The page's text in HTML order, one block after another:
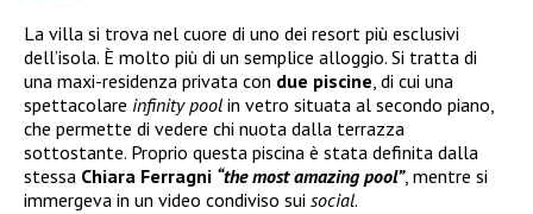
La villa si trova nel cuore di uno dei resort più esclusivi
dell’isola. È molto più di un semplice alloggio. Si tratta di
una maxi-residenza privata con due piscine, di cui una
spettacolare infinity pool in vetro situata al secondo piano,
che permette di vedere chi nuota dalla terrazza
sottostante. Proprio questa piscina è stata definita dalla
stessa Chiara Ferragni “the most amazing pool”, mentre si
immergeva in un video condiviso sui social.